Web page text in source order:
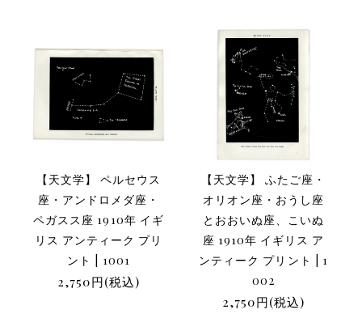
【天文学】 ペルセウス
座・アンドロメダ座・
ペガスス座 1910年 イギ
リス アンティーク プリ
ント | 1001
2,750円(税込)
【天文学】 ふたご座・
オリオン座・おうし座
とおおいぬ座、こいぬ
座 1910年 イギリス ア
ンティーク プリント | 1
002
2,750円(税込)